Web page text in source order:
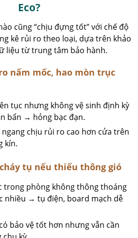
Eco?
cũng “chịu đựng tốt” với chế độ
kê rủi ro theo loại, dựa trên khảo
liệu từ trung tâm bảo hành.
nấm mốc, hao mòn trục
tục nhưng không vệ sinh định kỳ
bẩn → hỏng bạc đạn.
ngang chịu rủi ro cao hơn cửa trên
kín.
tụ nếu thiếu thông gió
trong phòng không thông thoáng
nhiều → tụ điện, board mạch dễ
bảo vệ tốt hơn nhưng vẫn cần